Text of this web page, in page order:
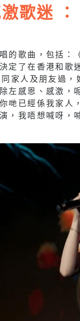
歌迷
的歌曲，包括：
定了在香港和歌
家人及朋友過
左感恩、感激，
哋已經係我家人
，我唔想喊呀，